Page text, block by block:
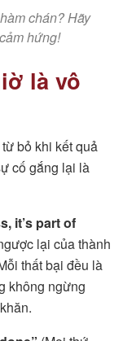
chán? Hãy
hứng!
là vô
bỏ khi kết quả
cố gắng lại là
it’s part of
lại của thành
thất bại đều là
không ngừng